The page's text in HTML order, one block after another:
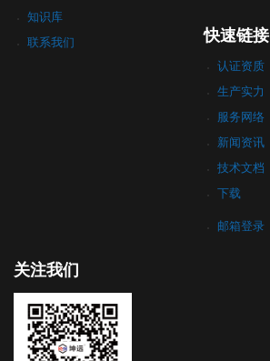
知识库
联系我们
快速链接
认证资质
生产实力
服务网络
新闻资讯
技术文档
下载
邮箱登录
关注我们